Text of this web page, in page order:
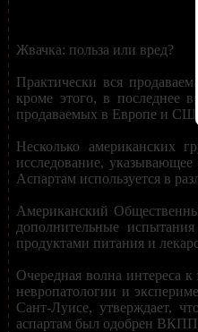
Жвачка: польза или вред?
Практически вся
кроме этого, в последнее
продаваемых в Европе и
Несколько американских
исследование,
Аспартам используется в
Американский
дополнительные
продуктами питания и
Очередная волна интереса
невропатологии и
Сант-Луисе, утверждает,
аспартам был одобрен